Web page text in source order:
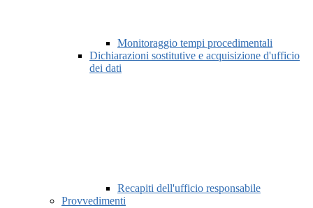
Monitoraggio tempi procedimentali
Dichiarazioni sostitutive e acquisizione d'ufficio
dei dati
Recapiti dell'ufficio responsabile
Provvedimenti